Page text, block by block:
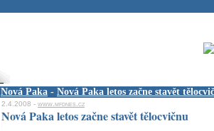
Nová Paka - Nová Paka letos začne stavět
2.4.2008 - www.mfdnes.cz
Nová Paka letos začne stavět tělocvičnu